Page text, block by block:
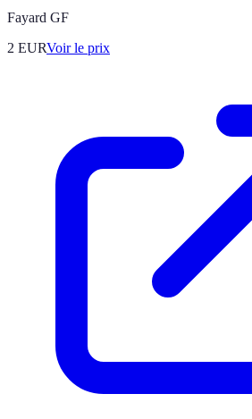
Fayard GF
2 EURVoir le prix